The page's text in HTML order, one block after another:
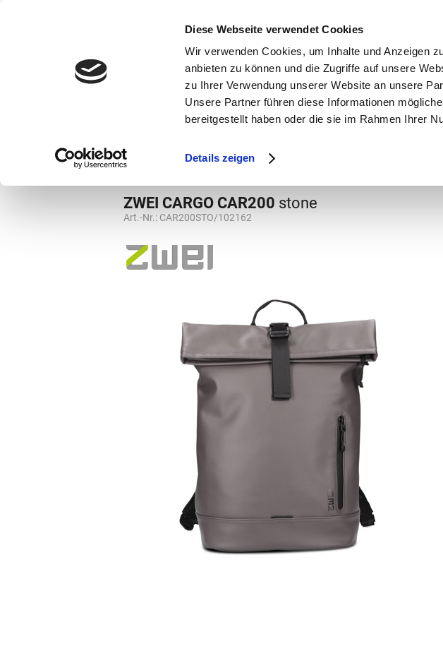
Diese Webseite verwendet Cookies
Wir verwenden Cookies, um Inhalte und Anzeigen
anbieten zu können und die Zugriffe auf unsere
zu Ihrer Verwendung unserer Website an unsere
Unsere Partner führen diese Informationen
bereitgestellt haben oder die sie im Rahmen Ihrer
Details zeigen
bestellen und ausdrucken
3 x täglich an Werktagen!
ZWEI CARGO CAR200 stone
Art.-Nr.: CAR200STO/102162